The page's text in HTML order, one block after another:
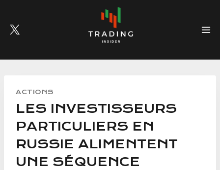
content
ACTIONS
LES INVESTISSEURS
PARTICULIERS EN
RUSSIE ALIMENTENT
UNE SÉQUENCE